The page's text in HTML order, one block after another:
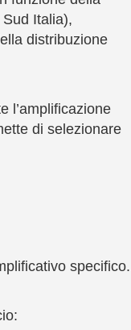
Italia),
distribuzione
l’amplificazione
di selezionare
specifico.